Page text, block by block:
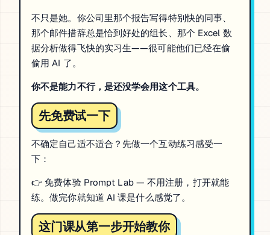
不只是她。你公司里那个报告写得特别快的同事、
那个邮件措辞总是恰到好处的组长、那个 Excel 数
据分析做得飞快的实习生——很可能他们已经在偷
偷用 AI 了。
你不是能力不行，是还没学会用这个工具。
先免费试一下
不确定自己适不适合？先做一个互动练习感受一
下：
👉免费体验 Prompt Lab— 不用注册，打开就能
练。做完你就知道 AI 课是什么感觉了。
这门课从第一步开始教你